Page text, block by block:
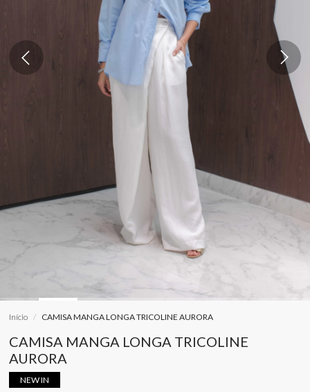
Início CAMISA MANGA LONGA TRICOLINE AURORA
CAMISA MANGA LONGA TRICOLINE
AURORA
NEW IN